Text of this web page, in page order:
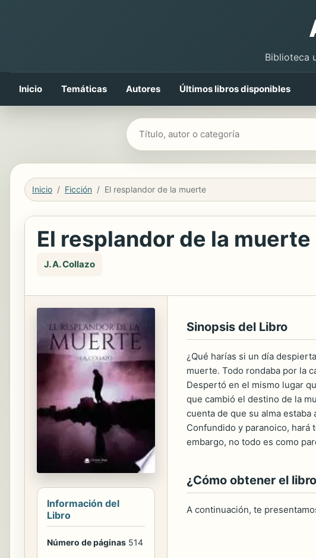
Biblioteca
Inicio Temáticas Autores Últimos libros disponibles
Buscar libros
Inicio Ficción El resplandor de la muerte
El resplandor de la muerte
J. A. Collazo
Información del
Libro
Número de páginas 514
Sinopsis del Libro
¿Qué harías si un día
muerte. Todo rondaba por la
Despertó en el mismo lugar
que cambió el destino de la
cuenta de que su alma
Confundido y paranoico,
embargo, no todo es como
¿Cómo obtener el
A continuación, te